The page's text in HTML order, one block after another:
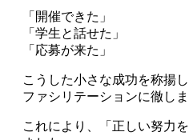
「開催できた」
「学生と話せた」
「応募が来た」
こうした小さな成功を称揚
ファシリテーションに徹しま
これにより、「正しい努力